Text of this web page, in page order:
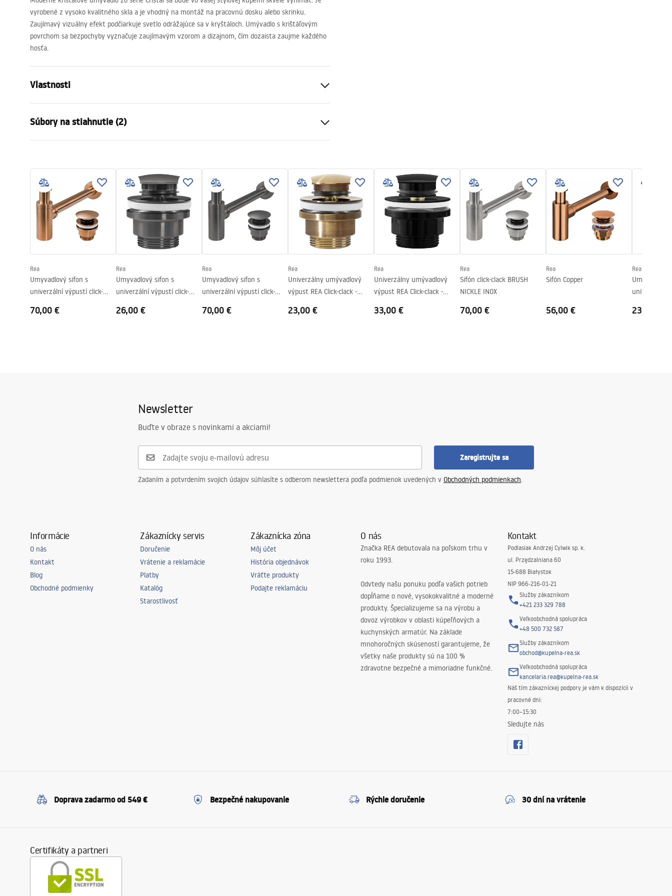
vyrobené z vysoko kvalitného skla a je vhodný na montáž na pracovnú dosku alebo skrinku.
Zaujímavý vizuálny efekt podčiarkuje svetlo odrážajúce sa v kryštáloch. Umývadlo s krištáľovým
povrchom sa bezpochyby vyznačuje zaujímavým vzorom a dizajnom, čím dozaista zaujme každého
hosťa.
Vlastnosti
Materiál
Farba
Sivá, Transparentný
Šírka
mm
Výška
115
mm
Hĺbka
Tvar
Okrúhly
Otvor pre batériu
Nie
Prepadový otvor
Súbory na stiahnutie (2)
Warranty_Terms_and_Conditions_
Basins_-_5.pdf
Rea
Umyvadlový sifon s
univerzální výpustí click-
70,00 €
Rea
Umyvadlový sifon s
univerzální výpustí click-
26,00 €
Rea
Umyvadlový sifon s
univerzální výpustí click-
70,00 €
Rea
Univerzálny umývadlový
výpust REA Click-clack -
23,00 €
Rea
Univerzálny umývadlový
výpust REA Click-clack -
33,00 €
Rea
Sifón click-clack BRUSH
NICKLE INOX
70,00 €
Rea
Sifón Copper
56,00 €
Rea
Umyvadlový
univerzální
23,00 €
Newsletter
Buďte v obraze s novinkami a akciami!
Zaregistrujte sa
Zadaním a potvrdením svojich údajov súhlasíte s odberom newslettera podľa podmienok uvedených v Obchodných podmienkach.
Informácie
O nás
Kontakt
Blog
Obchodné podmienky
Zákaznícky servis
Doručenie
Vrátenie a reklamácie
Platby
Katalóg
Starostlivosť
Zákaznícka zóna
Môj účet
História objednávok
Vráťte produkty
Podajte reklamáciu
O nás
Značka REA debutovala na poľskom trhu v
roku 1993.
Odvtedy našu ponuku podľa vašich potrieb
dopĺňame o nové, vysokokvalitné a moderné
produkty. Špecializujeme sa na výrobu a
dovoz výrobkov v oblasti kúpeľňových a
kuchynských armatúr. Na základe
mnohoročných skúseností garantujeme, že
všetky naše produkty sú na 100 %
zdravotne bezpečné a mimoriadne funkčné.
Kontakt
Podlasiak Andrzej Cylwik sp. k.
ul. Przędzalniana 60
15-688 Białystok
NIP 966-216-01-21
Služby zákazníkom
+421 233 329 788
Veľkoobchodná spolupráca
+48 500 732 587
Služby zákazníkom
obchod@kupelna-rea.sk
Veľkoobchodná spolupráca
kancelaria.rea@kupelna-rea.sk
Náš tím zákazníckej podpory je vám k dispozícii v
pracovné dni:
7:00–15:30
Sledujte nás
Doprava zadarmo od 549 € Bezpečné nakupovanie Rýchle doručenie 30 dní na vrátenie
Certifikáty a partneri